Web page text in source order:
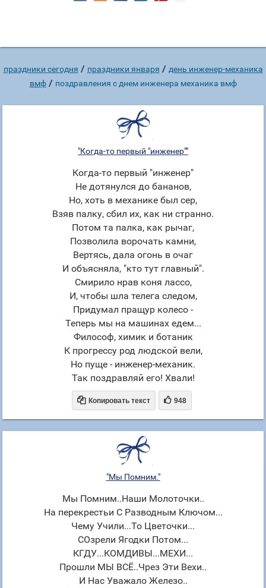
праздники сегодня / праздники января / день инженер-механика
вмф/ поздравления с днем инженера механика вмф
"Когда-то первый "инженер""
Когда-то первый "инженер"
Не дотянулся до бананов,
Но, хоть в механике был сер,
Взяв палку, сбил их, как ни странно.
Потом та палка, как рычаг,
Позволила ворочать камни,
Вертясь, дала огонь в очаг
И объясняла, "кто тут главный".
Смирило нрав коня лассо,
И, чтобы шла телега следом,
Придумал пращур колесо -
Теперь мы на машинах едем...
Философ, химик и ботаник
К прогрессу род людской вели,
Но пуще - инженер-механик.
Так поздравляй его! Хвали!
 Копировать текст  948
"Мы Помним."
Мы Помним..Наши Молоточки..
На перекрестьи С Разводным Ключом...
Чему Учили...То Цветочки...
СОзрели Ягодки Потом...
КГДУ...КОМДИВЫ...МЕХИ...
Прошли МЫ ВСЁ..Чрез Эти Вехи..
И Нас Уважало Железо..